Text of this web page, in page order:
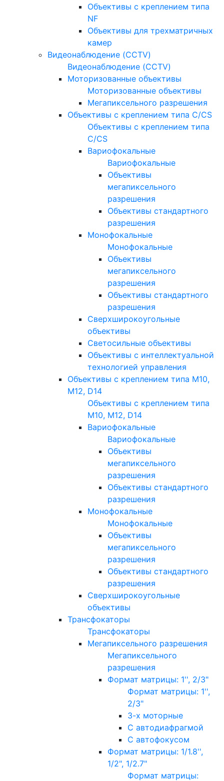
Объективы с креплением типа
NF
Объективы для трехматричных
камер
Видеонаблюдение (CCTV)
Видеонаблюдение (CCTV)
Моторизованные объективы
Моторизованные объективы
Мегапиксельного разрешения
Объективы с креплением типа C/CS
Объективы с креплением типа
C/CS
Вариофокальные
Вариофокальные
Объективы
мегапиксельного
разрешения
Объективы стандартного
разрешения
Монофокальные
Монофокальные
Объективы
мегапиксельного
разрешения
Объективы стандартного
разрешения
Сверхширокоугольные
объективы
Светосильные объективы
Объективы с интеллектуальной
технологией управления
Объективы с креплением типа M10,
M12, D14
Объективы с креплением типа
M10, M12, D14
Вариофокальные
Вариофокальные
Объективы
мегапиксельного
разрешения
Объективы стандартного
разрешения
Монофокальные
Монофокальные
Объективы
мегапиксельного
разрешения
Объективы стандартного
разрешения
Сверхширокоугольные
объективы
Трансфокаторы
Трансфокаторы
Мегапиксельного разрешения
Мегапиксельного
разрешения
Формат матрицы: 1'', 2/3"
Формат матрицы: 1'',
2/3"
3-х моторные
С автодиафрагмой
С автофокусом
Формат матрицы: 1/1.8'',
1/2", 1/2.7"
Формат матрицы: